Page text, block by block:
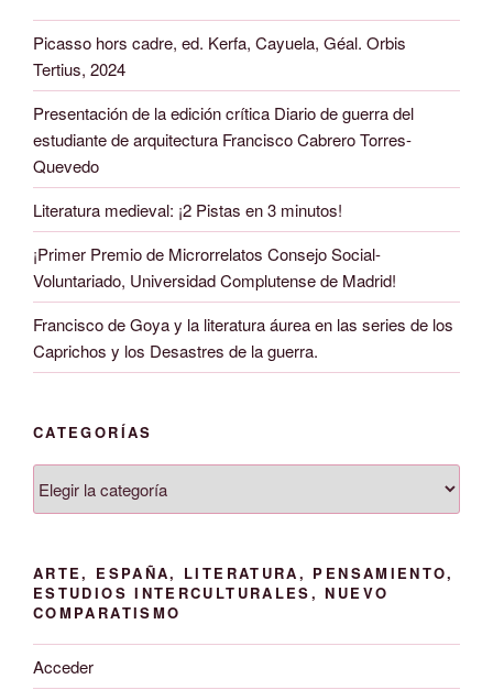
Picasso hors cadre, ed. Kerfa, Cayuela, Géal. Orbis
Tertius, 2024
Presentación de la edición crítica Diario de guerra del
estudiante de arquitectura Francisco Cabrero Torres-
Quevedo
Literatura medieval: ¡2 Pistas en 3 minutos!
¡Primer Premio de Microrrelatos Consejo Social-
Voluntariado, Universidad Complutense de Madrid!
Francisco de Goya y la literatura áurea en las series de los
Caprichos y los Desastres de la guerra.
CATEGORÍAS
ARTE, ESPAÑA, LITERATURA, PENSAMIENTO,
ESTUDIOS INTERCULTURALES, NUEVO
COMPARATISMO
Acceder